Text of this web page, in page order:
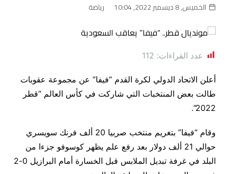
الخميس, 8 ديسمبر 2022, 10:04 رياضة
عدد القراءات: 112
أعلن الاتحاد الدولي لكرة القدم “فيفا” عن مجموعة عقوبات
طالت بعض المنتخبات التي شاركت في كأس العالم “قطر
2022”.
وقام “فيفا” بتغريم منتخب صربيا 20 ألف فرنك سويسري
حوالي 21 ألف دولار بعد رفع علم يظهر كوسوفو جزءا من
البلد في غرفة تبديل الملابس قبل الخسارة أمام البرازيل 0-2